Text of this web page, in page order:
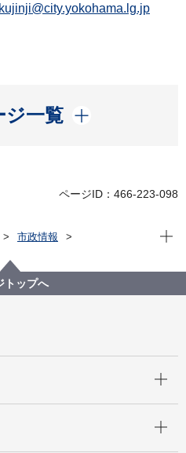
ジ一覧
開く
ページID：466-223-098
市政情報
記者発表 2024年度
始まる。 SPI３導入・一次試
現在
トップへ